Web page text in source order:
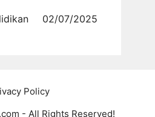
02/07/2025
Policy
- All Rights Reserved!